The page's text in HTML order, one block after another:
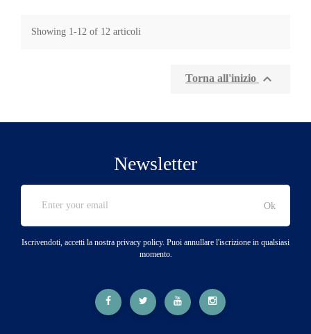
Showing 1-12 of 12 articoli
Torna all'inizio 
Newsletter
Iscrivendoti, accetti la nostra privacy policy. Puoi annullare l'iscrizione in qualsiasi
momento.